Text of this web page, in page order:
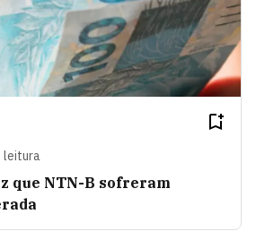
leitura
que NTN-B sofreram